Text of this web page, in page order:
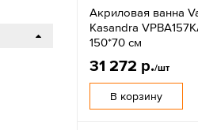
Акриловая ванна
Kasandra
150*70 см
31 272 р./шт
В корзину